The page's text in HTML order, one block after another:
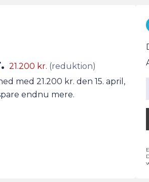
21.200 kr. (reduktion)
med 21.200 kr. den 15. april,
endnu mere.